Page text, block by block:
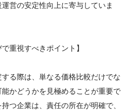
営の安定性向上に寄与していま
重視すべきポイント】
る際は、単なる価格比較だけでな
かどうかを見極めることが重要で
つ企業は、責任の所在が明確で、